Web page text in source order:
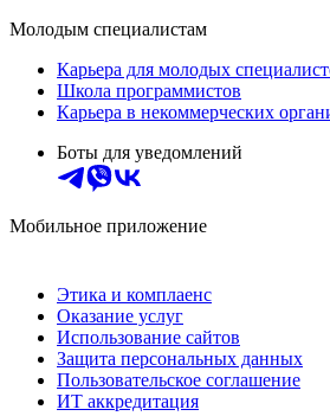
Молодым специалистам
Карьера для молодых
Школа программистов
Карьера в некоммерческих
Боты для уведомлений
Мобильное приложение
Этика и комплаенс
Оказание услуг
Использование сайтов
Защита персональных данных
Пользовательское соглашение
ИТ аккредитация